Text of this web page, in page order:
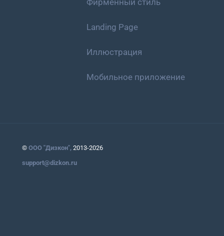
Landing Page
Иллюстрация
Мобильное приложение
© ООО "Дизкон",2013-2026
support@dizkon.ru